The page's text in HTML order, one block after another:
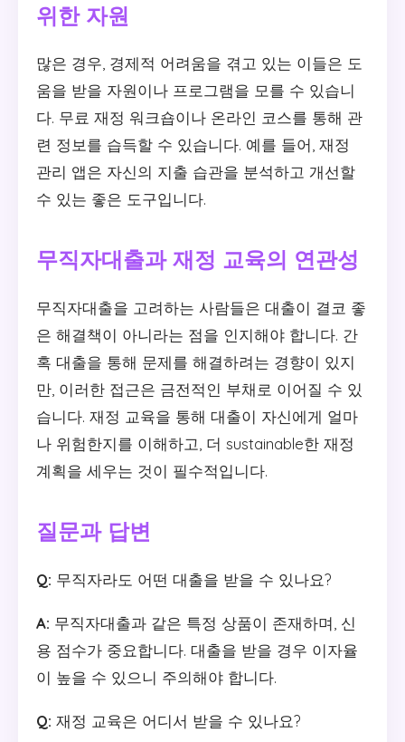
위한 자원
많은 경우, 경제적 어려움을 겪고 있는 이들은 도
움을 받을 자원이나 프로그램을 모를 수 있습니
다. 무료 재정 워크숍이나 온라인 코스를 통해 관
련 정보를 습득할 수 있습니다. 예를 들어, 재정
관리 앱은 자신의 지출 습관을 분석하고 개선할
수 있는 좋은 도구입니다.
무직자대출과 재정 교육의 연관성
무직자대출을 고려하는 사람들은 대출이 결코 좋
은 해결책이 아니라는 점을 인지해야 합니다. 간
혹 대출을 통해 문제를 해결하려는 경향이 있지
만, 이러한 접근은 금전적인 부채로 이어질 수 있
습니다. 재정 교육을 통해 대출이 자신에게 얼마
나 위험한지를 이해하고, 더 sustainable한 재정
계획을 세우는 것이 필수적입니다.
질문과 답변
Q: 무직자라도 어떤 대출을 받을 수 있나요?
A: 무직자대출과 같은 특정 상품이 존재하며, 신
용 점수가 중요합니다. 대출을 받을 경우 이자율
이 높을 수 있으니 주의해야 합니다.
Q: 재정 교육은 어디서 받을 수 있나요?